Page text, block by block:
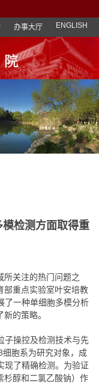
办事大厅 ENGLISH
检测方面取得重
所关注的热门问题之
部重点实验室叶安培教
了一种单细胞多模分析
的策略。
子操控及检测技术与先
胞系为研究对象，成
现了精确检测。为验证
杉醇和二氯乙酸钠）作